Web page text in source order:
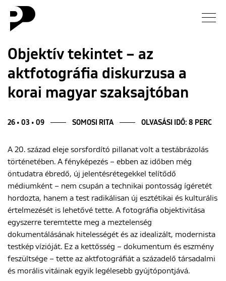
Hírek
Galéria
Blog
Rólunk
ENGLISH
Objektív tekintet – az
aktfotográfia diskurzusa a
korai magyar szaksajtóban
26 • 03 • 09 SOMOSI RITA OLVASÁSI IDŐ: 8 PERC
A 20. század eleje sorsfordító pillanat volt a testábrázolás
történetében. A fényképezés – ebben az időben még
öntudatra ébredő, új jelentésrétegekkel telítődő
médiumként – nem csupán a technikai pontosság ígéretét
hordozta, hanem a test radikálisan új esztétikai és kulturális
értelmezését is lehetővé tette. A fotográfia objektivitása
egyszerre teremtette meg a meztelenség
dokumentálásának hitelességét és az idealizált, modernista
testkép vízióját. Ez a kettősség – dokumentum és eszmény
feszültsége – tette az aktfotográfiát a századelő társadalmi
és morális vitáinak egyik legélesebb gyújtópontjává.